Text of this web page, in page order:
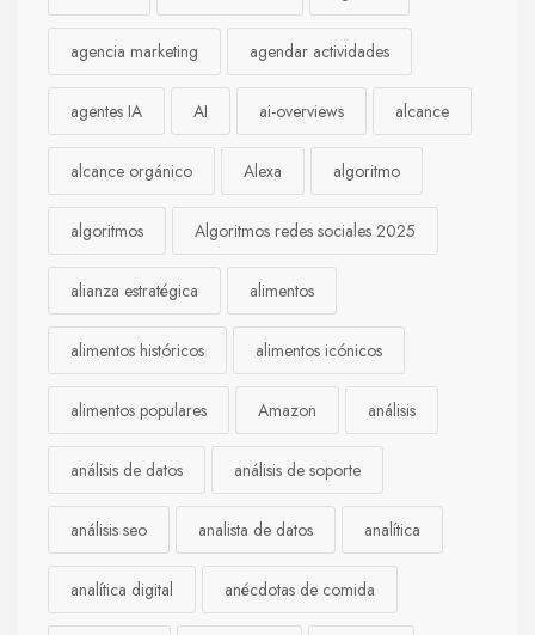
agencia marketing agendar actividades
agentes IA AI ai-overviews alcance
alcance orgánico Alexa algoritmo
algoritmos Algoritmos redes sociales 2025
alianza estratégica alimentos
alimentos históricos alimentos icónicos
alimentos populares Amazon análisis
análisis de datos análisis de soporte
análisis seo analista de datos analítica
analítica digital anécdotas de comida